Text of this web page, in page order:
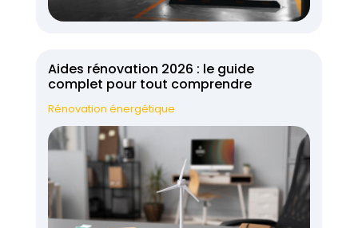
Aides rénovation 2026 : le guide
complet pour tout comprendre
Rénovation énergétique